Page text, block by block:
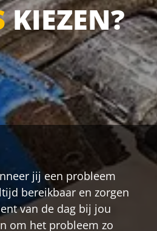
KIEZEN?
jij een probleem
bereikbaar en zorgen
van de dag bij jou
om het probleem zo